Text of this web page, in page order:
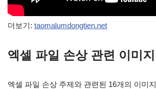
더보기: taomalumdongtien.net
엑셀 파일 손상 관련 이미지
엑셀 파일 손상 주제와 관련된 16개의 이미